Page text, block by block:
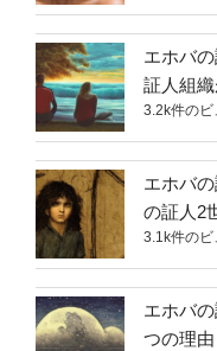
エホバ
証人組
3.2k件のビ
エホバ
の証人2
3.1k件のビ
エホバ
つの理由